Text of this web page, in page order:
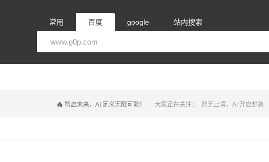
常用 百度 google 站内搜索
大家正在关注： 智无止境，AI 开启想象
智启未来，AI 定义无限可能！